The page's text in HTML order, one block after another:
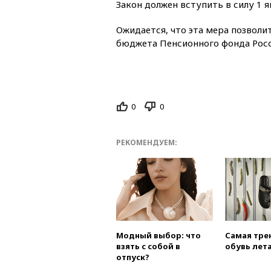
Закон должен вступить в силу 1
Ожидается, что эта мера
бюджета Пенсионного фонда
0 0
РЕКОМЕНДУЕМ:
Модный выбор: что
взять с собой в
отпуск?
Самая
обувь